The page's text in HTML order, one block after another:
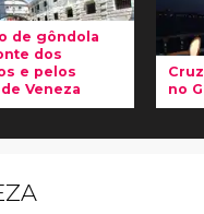
de gôndola
dos
e pelos
Veneza
no